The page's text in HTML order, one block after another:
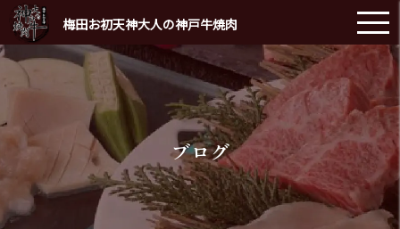
梅田お初天神大人の神戸牛焼肉
ブログ